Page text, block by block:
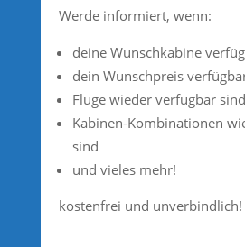
Werde informiert, wenn:
deine Wunschkabine
dein Wunschpreis
Flüge wieder verfügbar sind
Kabinen-Kombinationen
sind
und vieles mehr!
kostenfrei und unverbindlich!